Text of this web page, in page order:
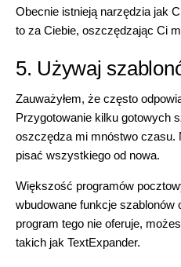
Obecnie istnieją narzędzia jak
to za Ciebie, oszczędzając Ci
5. Używaj
Zauważyłem, że często
Przygotowanie kilku gotowych
oszczędza mi mnóstwo
pisać wszystkiego od nowa.
Większość programów
wbudowane funkcje szablonów
program tego nie oferuje,
takich jak TextExpander.